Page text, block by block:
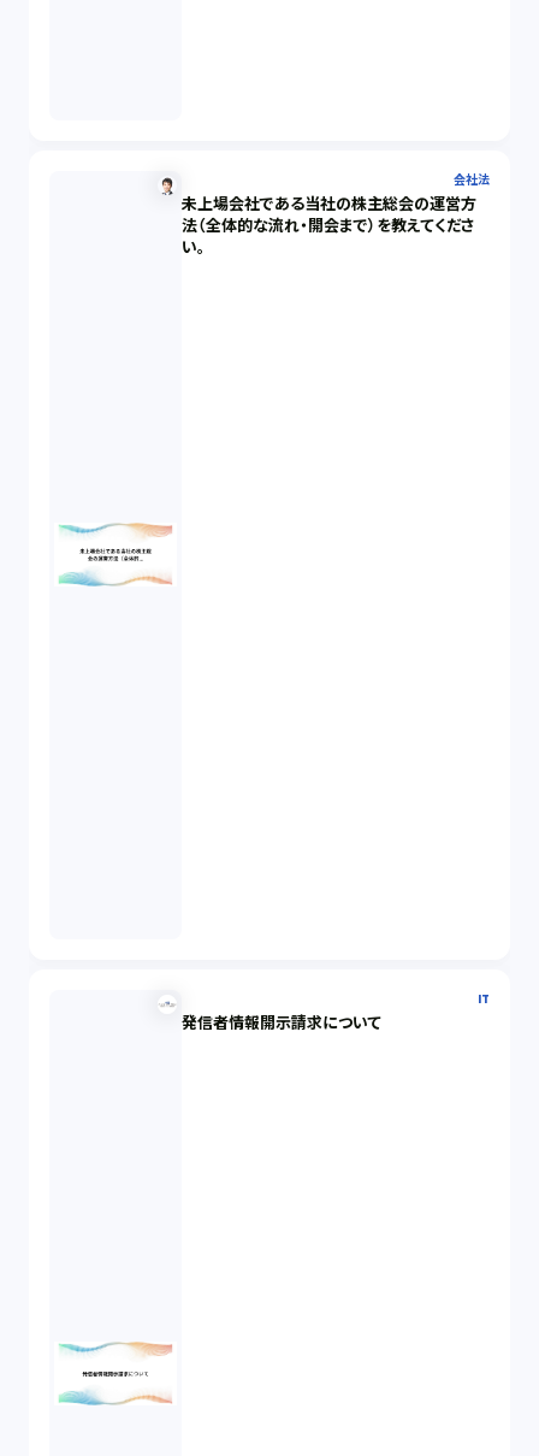
会社法
未上場会社である当社の株主総会の運営方
法（全体的な流れ・開会まで）を教えてくださ
い。
IT
発信者情報開示請求について